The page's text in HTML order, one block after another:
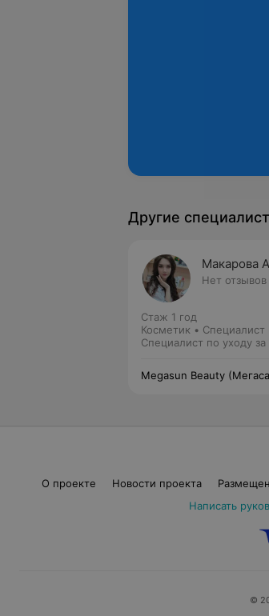
Другие
Макарова
Нет отзывов
Стаж 1 год
Косметик • Специалист
Специалист по уходу
Megasun Beauty
О проекте Новости проекта
Написать
©